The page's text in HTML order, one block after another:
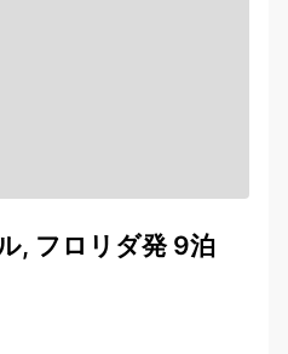
, フロリダ発 9泊